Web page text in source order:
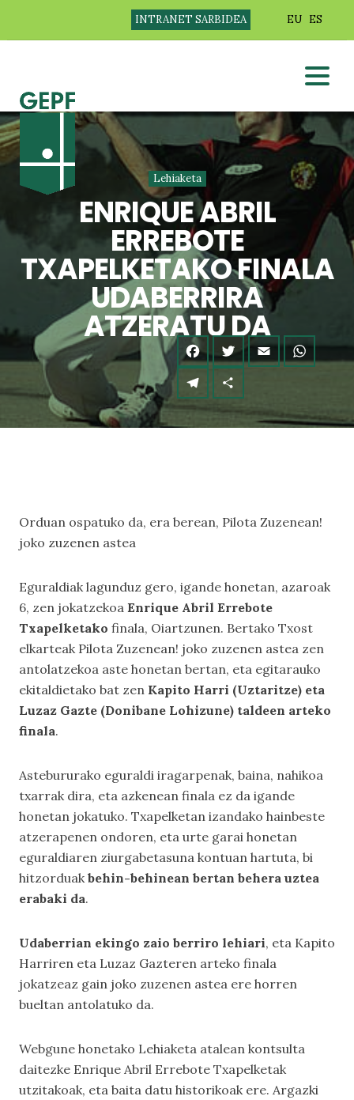
INTRANET SARBIDEA EU ES
Lehiaketa
ENRIQUE ABRIL
ERREBOTE
TXAPELKETAKO FINALA
UDABERRIRA
ATZERATU DA
Orduan ospatuko da, era berean, Pilota Zuzenean!
joko zuzenen astea
Eguraldiak lagunduz gero, igande honetan, azaroak
6, zen jokatzekoa Enrique Abril Errebote
Txapelketako finala, Oiartzunen. Bertako Txost
elkarteak Pilota Zuzenean! joko zuzenen astea zen
antolatzekoa aste honetan bertan, eta egitarauko
ekitaldietako bat zen Kapito Harri (Uztaritze) eta
Luzaz Gazte (Donibane Lohizune) taldeen arteko
finala.
Astebururako eguraldi iragarpenak, baina, nahikoa
txarrak dira, eta azkenean finala ez da igande
honetan jokatuko. Txapelketan izandako hainbeste
atzerapenen ondoren, eta urte garai honetan
eguraldiaren ziurgabetasuna kontuan hartuta, bi
hitzorduakbehin-behinean bertan behera uztea
erabaki da.
Udaberrian ekingo zaio berriro lehiari, eta Kapito
Harriren eta Luzaz Gazteren arteko finala
jokatzeaz gain joko zuzenen astea ere horren
bueltan antolatuko da.
Webgune honetako Lehiaketa atalean kontsulta
daitezke Enrique Abril Errebote Txapelketak
utzitakoak, eta baita datu historikoak ere. Argazki